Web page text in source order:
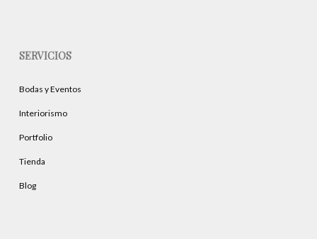
SERVICIOS
Bodas y Eventos
Interiorismo
Portfolio
Tienda
Blog